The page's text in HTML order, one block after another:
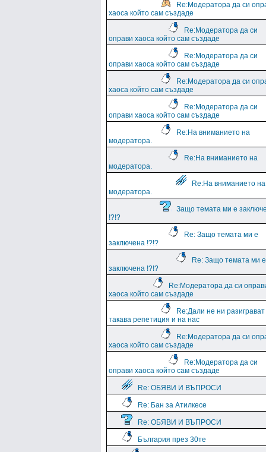
Re:Модератора да си
хаоса който сам създаде
Re:Модератора да си
оправи хаоса който сам създаде
Re:Модератора да си
оправи хаоса който сам създаде
Re:Модератора да си
хаоса който сам създаде
Re:Модератора да си
оправи хаоса който сам създаде
Re:На вниманието на
модератора.
Re:На вниманието на
модератора.
Re:На вниманието на
модератора.
Защо темата ми е
!?!?
Re: Защо темата ми е
заключена !?!?
Re: Защо темата ми е
заключена !?!?
Re:Модератора да си
хаоса който сам създаде
Re:Дали не ни разиграват
такава репетиция и на нас
Re:Модератора да си
хаоса който сам създаде
Re:Модератора да си
оправи хаоса който сам създаде
Re: ОБЯВИ И ВЪПРОСИ
Re: Бан за Атилкесе
Re: ОБЯВИ И ВЪПРОСИ
България през 30те